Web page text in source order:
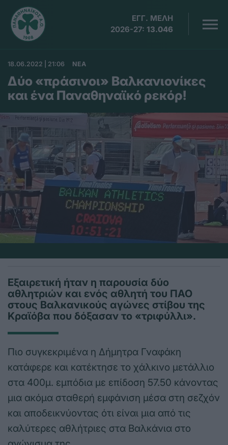
ΕΓΓ. ΜΕΛΗ
2026-27: 13.046
18.06.2022 | 21:06 ΝΕΑ
Δύο «πράσινοι» Βαλκανιονίκες
και ένα Παναθηναϊκό ρεκόρ!
Εξαιρετική ήταν η παρουσία δύο
αθλητριών και ενός αθλητή του ΠΑΟ
στους Βαλκανικούς αγώνες στίβου της
Κραϊόβα που δόξασαν το «τριφύλλι».
Πιο συγκεκριμένα η Δήμητρα Γναφάκη
κατάφερε και κατέκτησε το χάλκινο μετάλλιο
στα 400μ. εμπόδια με επίδοση 57.50 κάνοντας
μια ακόμα σταθερή εμφάνιση μέσα στη σεζχόν
και αποδεικνύοντας ότι είναι μια από τις
καλύτερες αθλήτριες στα Βαλκάνια στο